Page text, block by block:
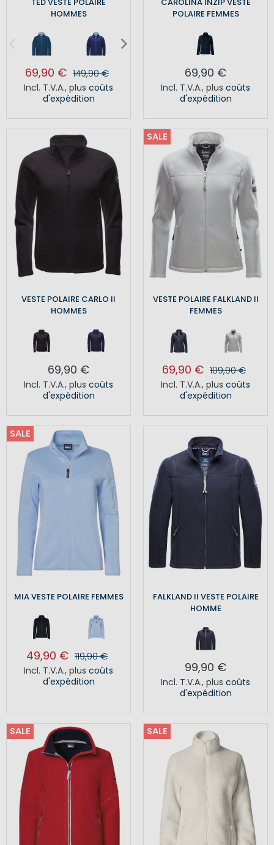
HOMMES
69,90 € 149,90 €
Incl. T.V.A., plus coûts
d'expédition
POLAIRE FEMMES
69,90 €
Incl. T.V.A., plus coûts
d'expédition
VESTE POLAIRE CARLO II
HOMMES
69,90 €
Incl. T.V.A., plus coûts
d'expédition
SALE
VESTE POLAIRE FALKLAND II
FEMMES
69,90 € 109,90 €
Incl. T.V.A., plus coûts
d'expédition
SALE
MIA VESTE POLAIRE FEMMES
49,90 € 119,90 €
Incl. T.V.A., plus coûts
d'expédition
FALKLAND II VESTE POLAIRE
HOMME
99,90 €
Incl. T.V.A., plus coûts
d'expédition
SALE SALE